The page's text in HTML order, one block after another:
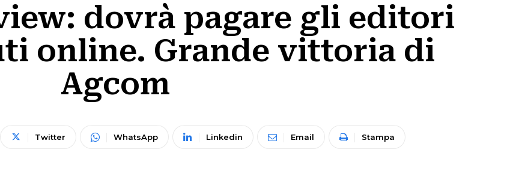
dovrà pagare gli editori
online. Grande vittoria di
Agcom
Twitter WhatsApp Linkedin Email Stampa